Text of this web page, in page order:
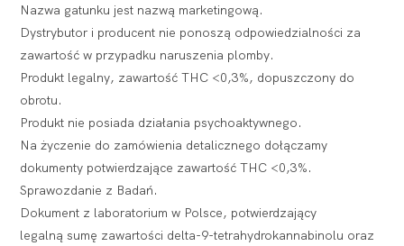
Nazwa gatunku jest nazwą marketingową.
Dystrybutor i producent nie ponoszą odpowiedzialności za
zawartość w przypadku naruszenia plomby.
Produkt legalny, zawartość THC <0,3%, dopuszczony do
obrotu.
Produkt nie posiada działania psychoaktywnego.
Na życzenie do zamówienia detalicznego dołączamy
dokumenty potwierdzające zawartość THC <0,3%.
Sprawozdanie z Badań.
Dokument z laboratorium w Polsce, potwierdzający
legalną sumę zawartości delta-9-tetrahydrokannabinolu oraz